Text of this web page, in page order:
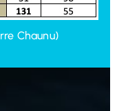
Chaunu)